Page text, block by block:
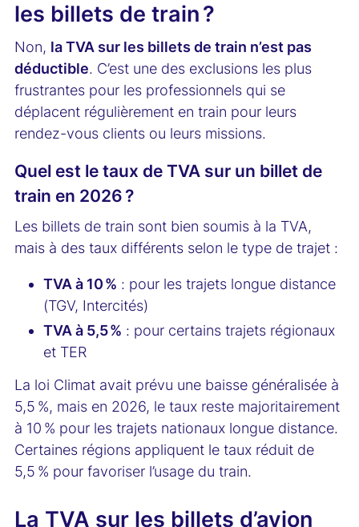
les billets de train ?
Non, la TVA sur les billets de train n’est pas
déductible. C’est une des exclusions les plus
frustrantes pour les professionnels qui se
déplacent régulièrement en train pour leurs
rendez-vous clients ou leurs missions.
Quel est le taux de TVA sur un billet de
train en 2026 ?
Les billets de train sont bien soumis à la TVA,
mais à des taux différents selon le type de trajet :
TVA à 10 % : pour les trajets longue distance
(TGV, Intercités)
TVA à 5,5 % : pour certains trajets régionaux
et TER
La loi Climat avait prévu une baisse généralisée à
5,5 %, mais en 2026, le taux reste majoritairement
à 10 % pour les trajets nationaux longue distance.
Certaines régions appliquent le taux réduit de
5,5 % pour favoriser l’usage du train.
La TVA sur les billets d’avion